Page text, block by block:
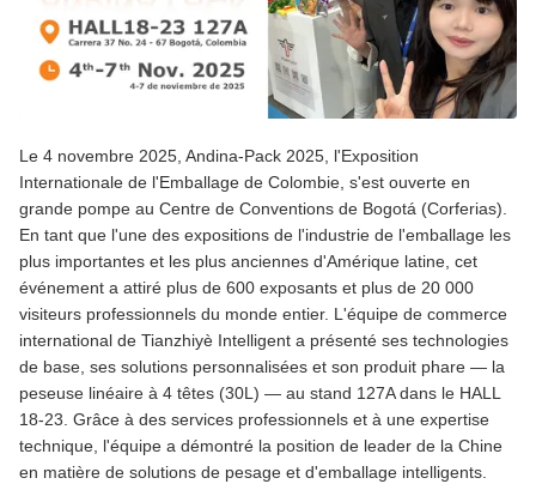
Le 4 novembre 2025, Andina-Pack 2025, l'Exposition
Internationale de l'Emballage de Colombie, s'est ouverte en
grande pompe au Centre de Conventions de Bogotá (Corferias).
En tant que l'une des expositions de l'industrie de l'emballage les
plus importantes et les plus anciennes d'Amérique latine, cet
événement a attiré plus de 600 exposants et plus de 20 000
visiteurs professionnels du monde entier. L'équipe de commerce
international de Tianzhiyè Intelligent a présenté ses technologies
de base, ses solutions personnalisées et son produit phare — la
peseuse linéaire à 4 têtes (30L) — au stand 127A dans le HALL
18-23. Grâce à des services professionnels et à une expertise
technique, l'équipe a démontré la position de leader de la Chine
en matière de solutions de pesage et d'emballage intelligents.